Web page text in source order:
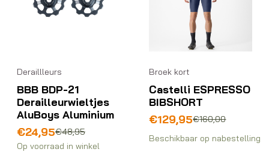
Deraillleurs
BBB BDP-21
Derailleurwieltjes
AluBoys Aluminium
€48,95
Oorspronkelijke
prijs
€24,95
Huidige
prijs
Op voorraad in winkel
Broek kort
Castelli ESPRESSO
BIBSHORT
€160,00
Oorspronkelijke
was:
€129,95
Huidige
is:
Beschikbaar op nabestelling